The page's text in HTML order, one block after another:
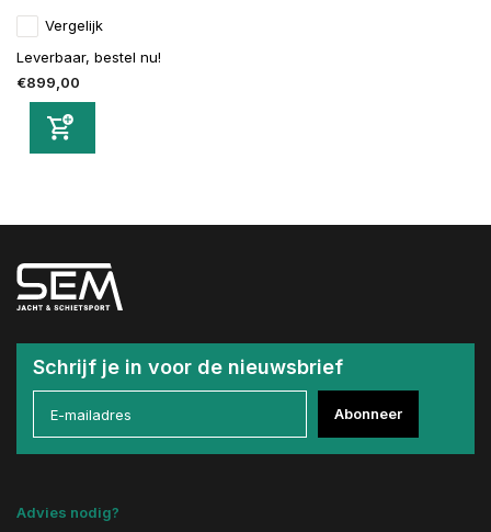
Vergelijk
Leverbaar, bestel nu!
€899,00
Schrijf je in voor de nieuwsbrief
Abonneer
Advies nodig?